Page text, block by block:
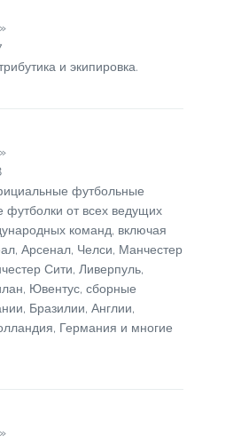
и экипировка.
футбольные
футболки от всех ведущих
команд, включая
Арсенал, Челси, Манчестер
Сити, Ливерпуль,
Ювентус, сборные
Бразилии, Англии,
Германия и многие